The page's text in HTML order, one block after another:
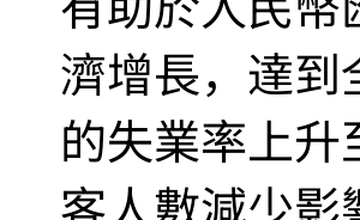
濟增長，達
的失業率上
客人數減少